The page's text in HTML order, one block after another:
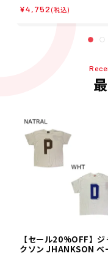
ェア 半袖 Tシャツ
O Tシャツ 24038 メン
¥4,752 (税込)
【セール20%OFF】ジ
クソン JHANKSON ベ